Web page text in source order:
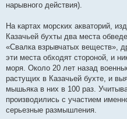
нарывного действия).
На картах морских акваторий,
Казачьей бухты два места
«Свалка взрывчатых веществ»,
эти места обходят стороной, и
моря. Около 20 лет назад
растущих в Казачьей бухте, и
мышьяка в них в 100 раз.
производились с участием
серьезные размышления.